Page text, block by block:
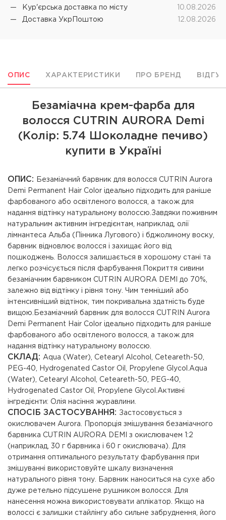
Кур'єрська доставка по місту
10.08.2026
Доставка УкрПоштою
12.08.2026
ОПИС ХАРАКТЕРИСТИКИ ПРО БРЕНД
Безаміачна крем-фарба для
волосся CUTRIN AURORA Demi
(Колір: 5.74 Шоколадне печиво)
купити в Україні
ОПИС:
Безаміачний барвник для волосся CUTRIN Aurora
Demi Permanent Hair Color ідеально підходить для раніше
фарбованого або освітленого волосся, а також для
надання відтінку натуральному волоссю.Завдяки поживним
натуральним активним інгредієнтам, наприклад, олії
лімнантеса Альба (Пінника Лугового) і бджолиному воску,
барвник відновлює волосся і захищає його від
пошкоджень. Волосся залишається в хорошому стані та
легко розчісується після фарбування.Покриття сивини
безаміачним барвником CUTRIN AURORA DEMI до 70%,
залежно від відтінку і рівня тону. Чим темніший або
інтенсивніший відтінок, тим покривальна здатність буде
вищою.Безаміачний барвник для волосся CUTRIN Aurora
Demi Permanent Hair Color ідеально підходить для раніше
фарбованого або освітленого волосся, а також для
надання відтінку натуральному волоссю.
СКЛАД: Aqua (Water), Cetearyl Alcohol, Ceteareth-50,
PEG-40, Hydrogenated Castor Oil, Propylene Glycol.Aqua
(Water), Cetearyl Alcohol, Ceteareth-50, PEG-40,
Hydrogenated Castor Oil, Propylene Glycol.Активні
інгредієнти: Олія насіння журавлини.
СПОСІБ ЗАСТОСУВАННЯ: Застосовується з
окислювачем Aurora. Пропорція змішування безаміачного
барвника CUTRIN AURORA DEMI з окислювачем 1:2
(наприклад, 30 г барвника і 60 г окислювача). Для
отримання оптимального результату фарбування при
змішуванні використовуйте шкалу визначення
натурального рівня тону. Барвник наноситься на сухе або
дуже ретельно підсушене рушником волосся. Для
нанесення можна використовувати аплікатор. Якщо на
волоссі є залишки стайлінгу або сильне забруднення, його